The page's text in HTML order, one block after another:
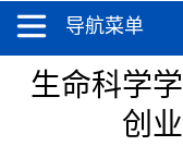
导航菜单
生命科学
创